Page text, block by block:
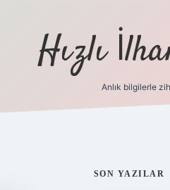
Hızlı
Anlık bilgilerle
SON YAZILAR